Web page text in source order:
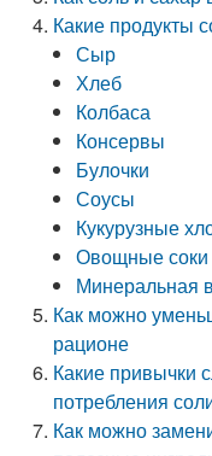
Какие продукты
Сыр
Хлеб
Колбаса
Консервы
Булочки
Соусы
Кукурузные
Овощные соки
Минеральная
Как можно
рационе
Какие привычки
потребления
Как можно